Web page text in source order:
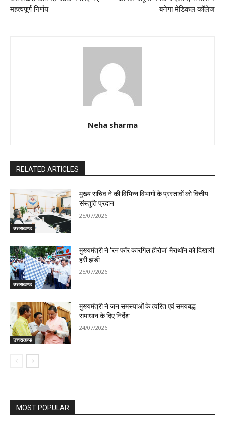
महत्वपूर्ण निर्णय
बनेगा मेडिकल कॉलेज
Neha sharma
RELATED ARTICLES
उत्तराखण्ड
मुख्य सचिव ने की विभिन्न विभागों के प्रस्तावों को वित्तीय
संस्तुति प्रदान
25/07/2026
उत्तराखण्ड
मुख्यमंत्री ने ‘रन फॉर कारगिल हीरोज’ मैराथॉन को दिखायी
हरी झंडी
25/07/2026
उत्तराखण्ड
मुख्यमंत्री ने जन समस्याओं के त्वरित एवं समयबद्ध
समाधान के दिए निर्देश
24/07/2026
MOST POPULAR